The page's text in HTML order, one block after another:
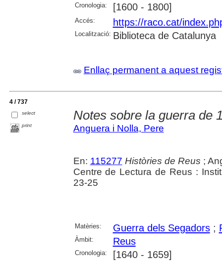
Cronologia: [1600 - 1800]
Accés: https://raco.cat/
Localització: Biblioteca de Catalunya
Enllaç permanent a aquest
4 / 737
select
print
Notes sobre la guerra de
Anguera i Nolla, Pere
En: 115277 Històries de Reus ;
Centre de Lectura de Reus :
23-25
Matèries: Guerra dels Segadors;
Àmbit: Reus
Cronologia: [1640 - 1659]